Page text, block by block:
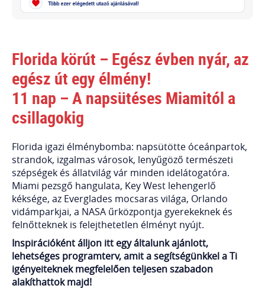
Florida körút – Egész évben nyár, az
egész út egy élmény!
11 nap – A napsütéses Miamitól a
csillagokig
Florida igazi élménybomba: napsütötte óceánpartok,
strandok, izgalmas városok, lenyűgöző természeti
szépségek és állatvilág vár minden idelátogatóra.
Miami pezsgő hangulata, Key West lehengerlő
kéksége, az Everglades mocsaras világa, Orlando
vidámparkjai, a NASA űrközpontja gyerekeknek és
felnőtteknek is felejthetetlen élményt nyújt.
Inspirációként álljon itt egy általunk ajánlott,
lehetséges programterv, amit a segítségünkkel a Ti
igényeiteknek megfelelően teljesen szabadon
alakíthattok majd!